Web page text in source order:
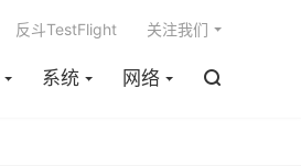
系统 网络 
反斗TestFlight 关注我们